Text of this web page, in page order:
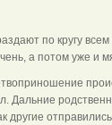
по кругу
а потом уже и
Дальние
другие